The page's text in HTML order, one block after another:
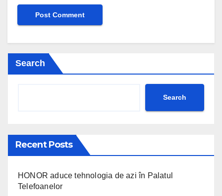
Search
Search
Recent Posts
HONOR aduce tehnologia de azi în Palatul
Telefoanelor